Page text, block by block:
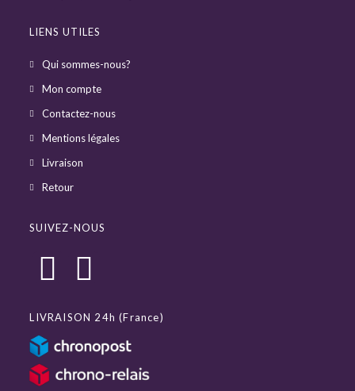
LIENS UTILES
Qui sommes-nous?
Mon compte
Contactez-nous
Mentions légales
Livraison
Retour
SUIVEZ-NOUS
LIVRAISON 24h (France)